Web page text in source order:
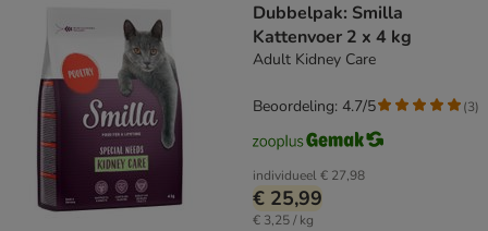
Dubbelpak: Smilla
Kattenvoer 2 x 4 kg
Adult Kidney Care
individueel€ 27,98
€ 25,99
€ 3,25 / kg
Beoordeling: 4.7/5 (3)